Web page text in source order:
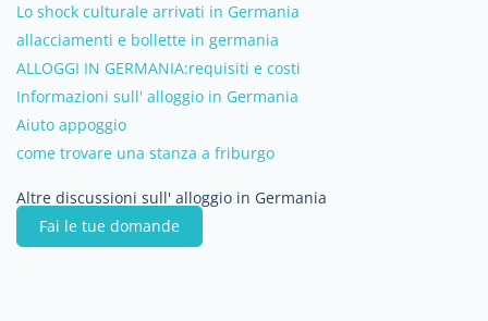
Lo shock culturale arrivati in Germania
allacciamenti e bollette in germania
ALLOGGI IN GERMANIA:requisiti e costi
Informazioni sull' alloggio in Germania
Aiuto appoggio
come trovare una stanza a friburgo
Altre discussioni sull' alloggio in Germania
Fai le tue domande